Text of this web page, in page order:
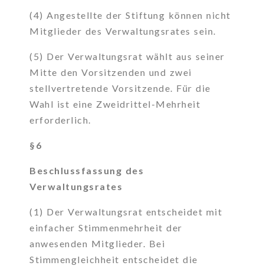
(4) Angestellte der Stiftung können nicht
Mitglieder des Verwaltungsrates sein.
(5) Der Verwaltungsrat wählt aus seiner
Mitte den Vorsitzenden und zwei
stellvertretende Vorsitzende. Für die
Wahl ist eine Zweidrittel-Mehrheit
erforderlich.
§6
Beschlussfassung des
Verwaltungsrates
(1) Der Verwaltungsrat entscheidet mit
einfacher Stimmenmehrheit der
anwesenden Mitglieder. Bei
Stimmengleichheit entscheidet die